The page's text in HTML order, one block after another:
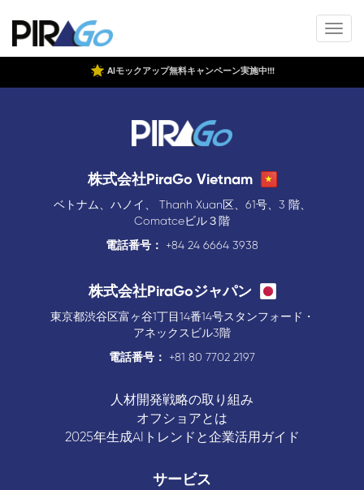
AIモックアップ無料キャンペーン実施中!!!
株式会社PiraGo Vietnam
ベトナム、ハノイ、 Thanh Xuan区、61号、3 階、
Comatceビル３階
電話番号：
+84 24 6664 3938
株式会社PiraGoジャパン
東京都渋谷区富ヶ谷1丁目14番14号スタンフォード・
アネックスビル3階
電話番号：
+81 80 7702 2197
人材開発戦略の取り組み
オフショアとは
2025年生成AIトレンドと企業活用ガイド
サービス